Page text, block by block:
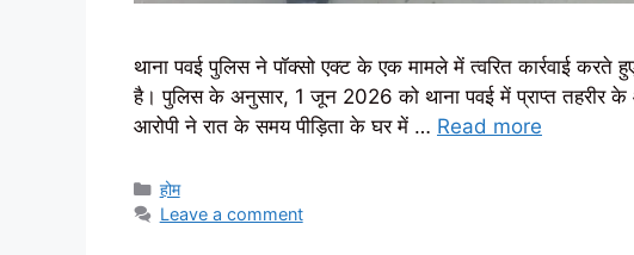
थाना पवई पुलिस ने पॉक्सो एक्ट के एक मामले में त्वरित कार्रवाई करते
है। पुलिस के अनुसार, 1 जून 2026 को थाना पवई में प्राप्त तहरीर के
आरोपी ने रात के समय पीड़िता के घर में … Read more
Categories
होम
Leave a comment